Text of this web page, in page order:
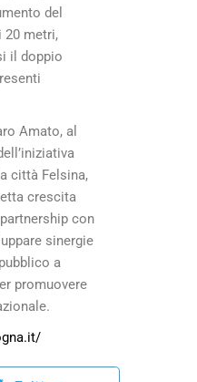
del
20 metri,
il doppio
Amato, al
città Felsina,
crescita
con
sinergie
a
promuovere